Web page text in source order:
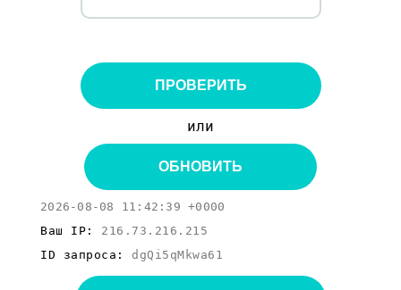
ПРОВЕРИТЬ
или
ОБНОВИТЬ
2026-08-08 11:42:39 +0000
Ваш IP: 216.73.216.215
ID запроса: dgQi5qMkwa61